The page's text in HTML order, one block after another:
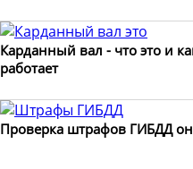
Карданный вал - что это и
работает
Проверка штрафов ГИБДД